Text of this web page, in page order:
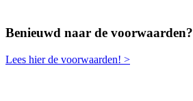
Benieuwd naar de voorwaarden?
Lees hier de voorwaarden! >